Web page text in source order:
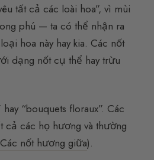
tất cả các loài hoa”, vì mùi
phú — ta có thể nhận ra
hoa này hay kia. Các nốt
dạng nốt cụ thể hay trừu
“bouquets floraux”. Các
cả các họ hương và thường
nốt hương giữa).